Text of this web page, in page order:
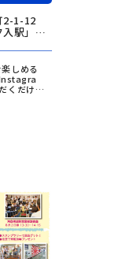
2-1-12
駅」か
」から
しめる
Instagra
くだけ
ケット購